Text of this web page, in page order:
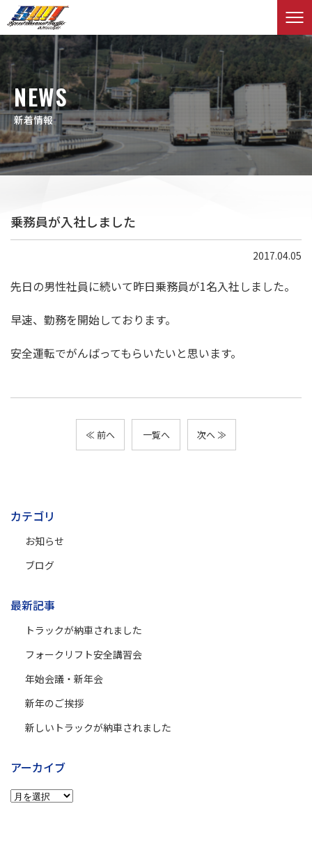
NEWS
新着情報
乗務員が入社しました
2017.04.05
先日の男性社員に続いて昨日乗務員が1名入社しました。
早速、勤務を開始しております。
安全運転でがんばってもらいたいと思います。
≪ 前へ 一覧へ 次へ ≫
カテゴリ
お知らせ
ブログ
最新記事
トラックが納車されました
フォークリフト安全講習会
年始会議・新年会
新年のご挨拶
新しいトラックが納車されました
アーカイブ